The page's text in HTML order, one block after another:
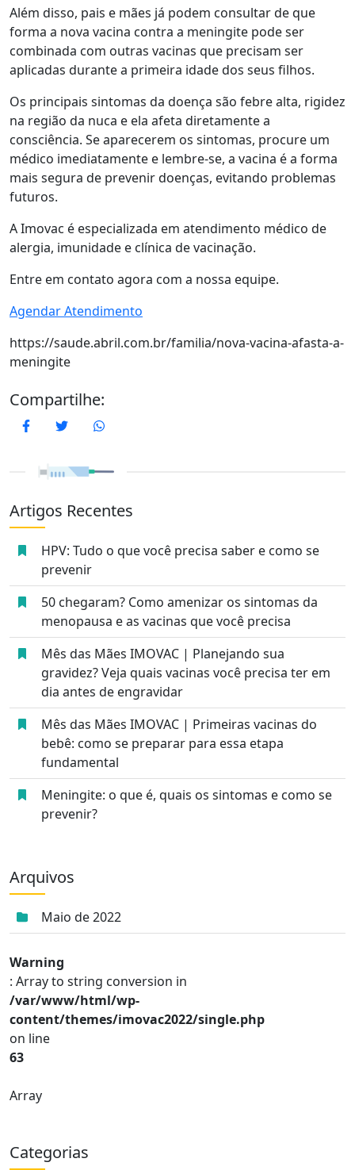
Além disso, pais e mães já podem consultar de que
forma a nova vacina contra a meningite pode ser
combinada com outras vacinas que precisam ser
aplicadas durante a primeira idade dos seus filhos.
Os principais sintomas da doença são febre alta, rigidez
na região da nuca e ela afeta diretamente a
consciência. Se aparecerem os sintomas, procure um
médico imediatamente e lembre-se, a vacina é a forma
mais segura de prevenir doenças, evitando problemas
futuros.
A Imovac é especializada em atendimento médico de
alergia, imunidade e clínica de vacinação.
Entre em contato agora com a nossa equipe.
Agendar Atendimento
https://saude.abril.com.br/familia/nova-vacina-afasta-a-
meningite
Compartilhe:
FacebookTwitterWhatsApp
Artigos Recentes
HPV: Tudo o que você precisa saber e como se
prevenir
50 chegaram? Como amenizar os sintomas da
menopausa e as vacinas que você precisa
Mês das Mães IMOVAC | Planejando sua
gravidez? Veja quais vacinas você precisa ter em
dia antes de engravidar
Mês das Mães IMOVAC | Primeiras vacinas do
bebê: como se preparar para essa etapa
fundamental
Meningite: o que é, quais os sintomas e como se
prevenir?
Arquivos
Maio de 2022
Warning
: Array to string conversion in
/var/www/html/wp-
content/themes/imovac2022/single.php
on line
63
Array
Categorias